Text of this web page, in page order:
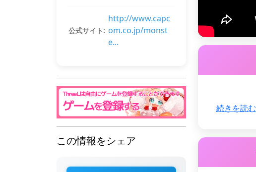
公式サイト:
http://www.capc
om.co.jp/monst
e...
この情報をシェア
続きを読む